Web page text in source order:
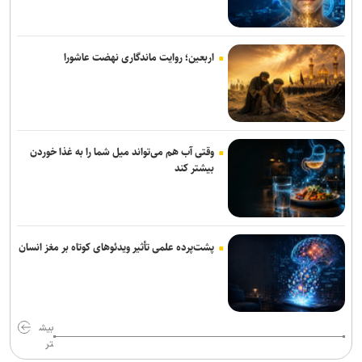
تهیدست به صنعت نفت پیوست
اقدام قابل توجه اسلامی در مورد طلبش از ذوب آهن و نگاه ویژه به تیم
های پایه
برزگر: همای سعادت روی دوش تارتار نشسته است/ عیار واقعی پرسپولیس
از هفته پنجم به بعد مشخص می‌شود
دوری ۴ هفته ای مهران احمدی از تمرین و بازی های استقلال
کامیانی: درخواست میزبانی لیگ قهرمانان فوتسال را می‌دهیم
وزیر ورزش وارد آذربایجان شد
پرچم رقیب بالا رفت و اتفاقی نیفتاد؛ حضور در قهرمانی کشتی جهان با
بادیگارد!
آذربایجان؛ میزبانی که در ۳۰ وزن حتی یک بار هم پرچمش بالا نرفت!
اربعین؛ روایت ماندگاری نهضت عاشورا
وقتی آب هم می‌تواند میل شما را به غذا خوردن
بیشتر کند
پشت‌پرده علمی تأثیر ویدئو‌های کوتاه بر مغز انسان
بیش
تر